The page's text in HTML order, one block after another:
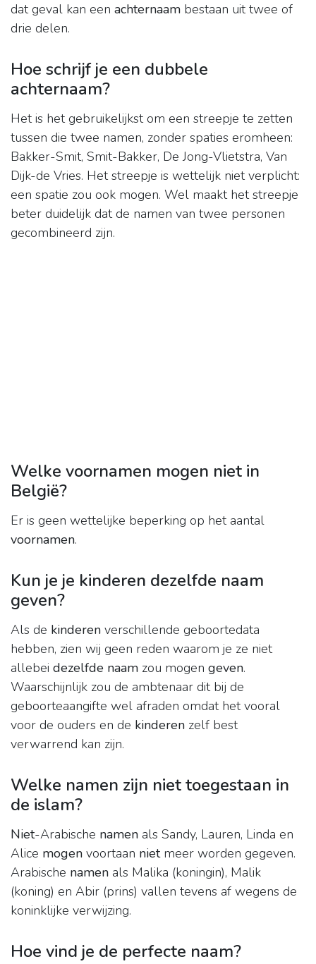
dat geval kan een achternaam bestaan uit twee of
drie delen.
Hoe schrijf je een dubbele
achternaam?
Het is het gebruikelijkst om een streepje te zetten
tussen die twee namen, zonder spaties eromheen:
Bakker-Smit, Smit-Bakker, De Jong-Vlietstra, Van
Dijk-de Vries. Het streepje is wettelijk niet verplicht:
een spatie zou ook mogen. Wel maakt het streepje
beter duidelijk dat de namen van twee personen
gecombineerd zijn.
Welke voornamen mogen niet in
België?
Er is geen wettelijke beperking op het aantal
voornamen.
Kun je je kinderen dezelfde naam
geven?
Als de kinderen verschillende geboortedata
hebben, zien wij geen reden waarom je ze niet
allebei dezelfde naam zou mogen geven.
Waarschijnlijk zou de ambtenaar dit bij de
geboorteaangifte wel afraden omdat het vooral
voor de ouders en de kinderen zelf best
verwarrend kan zijn.
Welke namen zijn niet toegestaan in
de islam?
Niet-Arabische namen als Sandy, Lauren, Linda en
Alice mogen voortaan nietmeer worden gegeven.
Arabische namen als Malika (koningin), Malik
(koning) en Abir (prins) vallen tevens af wegens de
koninklijke verwijzing.
Hoe vind je de perfecte naam?